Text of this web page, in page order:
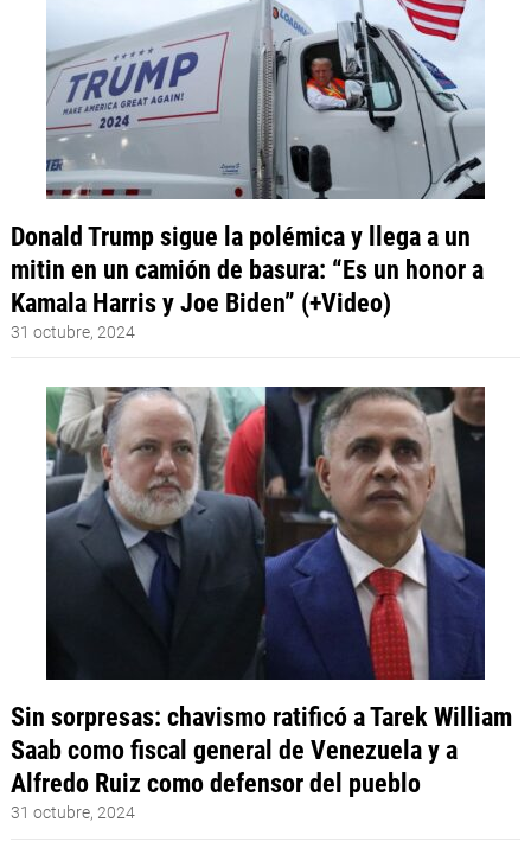
Donald Trump sigue la polémica y llega a un
mitin en un camión de basura: “Es un honor a
Kamala Harris y Joe Biden” (+Video)
31 octubre, 2024
Sin sorpresas: chavismo ratificó a Tarek William
Saab como fiscal general de Venezuela y a
Alfredo Ruiz como defensor del pueblo
31 octubre, 2024